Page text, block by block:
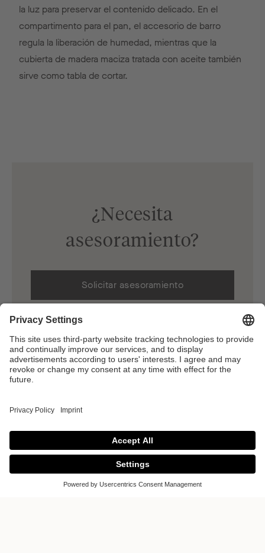
la luz para preservar el contenido delicado. En el
compartimento para el pan, el accesorio de barro
regula la liberación de humedad, mientras que la
cubierta de madera maciza tratada con aceite también
sirve como tabla de cortar.
¿Necesita
asesoramiento?
Solicitar asesoramiento
SÍGANOS